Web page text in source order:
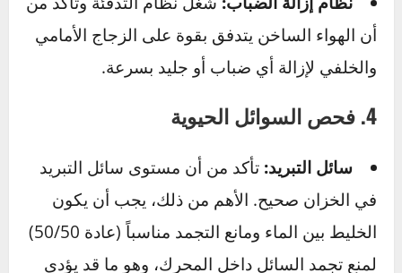
الوقت. إذا كانت مساحاتك تترك خطوطاً أو تصدر
صريراً، استبدلها فوراً.
سائل المساحات: املأ الخزان بسائل مخصص
للشتاء يحتوي على مادة مانعة للتجمد. استخدام
الماء العادي سيؤدي إلى تجمده في الخزان أو على
الزجاج، مما يزيد الطين بلة.
المصابيح: نظّف زجاج جميع المصابيح من
الأوساخ والملح. امشِ حول السيارة وتأكد من أن